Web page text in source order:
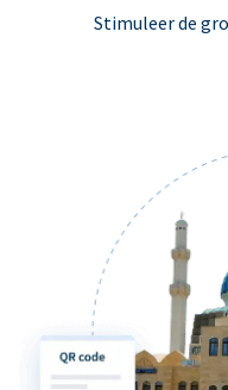
Stimuleer de